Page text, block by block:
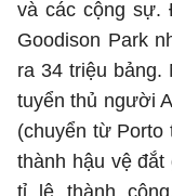
và các cộng sự.
Goodison Park
ra 34 triệu bảng.
tuyển thủ người
(chuyển từ Porto
thành hậu vệ
tỉ lệ thành